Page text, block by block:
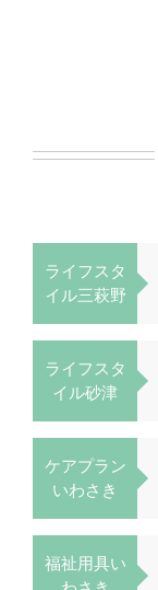
ライフスタ
イル三萩野
ライフスタ
イル砂津
ケアプラン
いわさき
福祉用具い